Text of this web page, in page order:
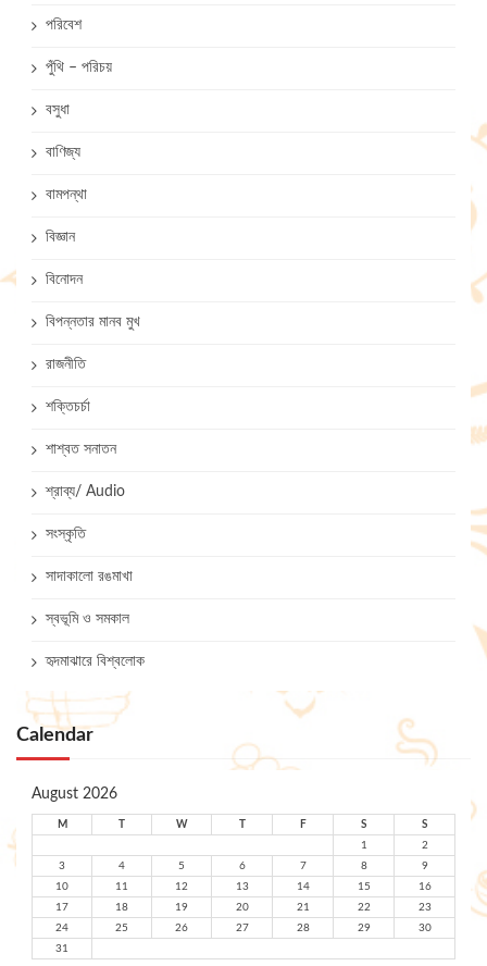
পরিবেশ
পুঁথি – পরিচয়
বসুধা
বাণিজ্য
বামপন্থা
বিজ্ঞান
বিনোদন
বিপন্নতার মানব মুখ
রাজনীতি
শক্তিচর্চা
শাশ্বত সনাতন
শ্রাব্য/ Audio
সংস্কৃতি
সাদাকালো রঙমাখা
স্বভূমি ও সমকাল
হৃদমাঝারে বিশ্বলোক
Calendar
August 2026
M W F S
S
1
2
3
4 5 6 7 8
9
10
11 12 13 14 15
16
17
18 19 20 21 22
23
24
25 26 27 28 29
30
31